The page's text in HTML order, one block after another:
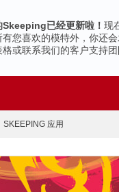
Skeeping已经更新啦！ 现
您喜欢的模特外，你还
或联系我们的客户支持团
SKEEPING 应用